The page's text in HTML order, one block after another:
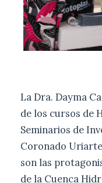
La Dra. Dayma
de los cursos de
Seminarios de
Coronado
son las
de la Cuenca